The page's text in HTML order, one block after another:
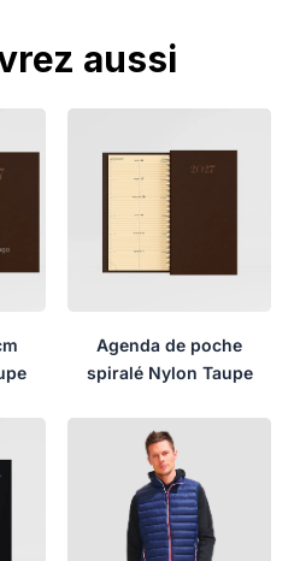
aussi
Agenda de poche
spiralé Nylon Taupe